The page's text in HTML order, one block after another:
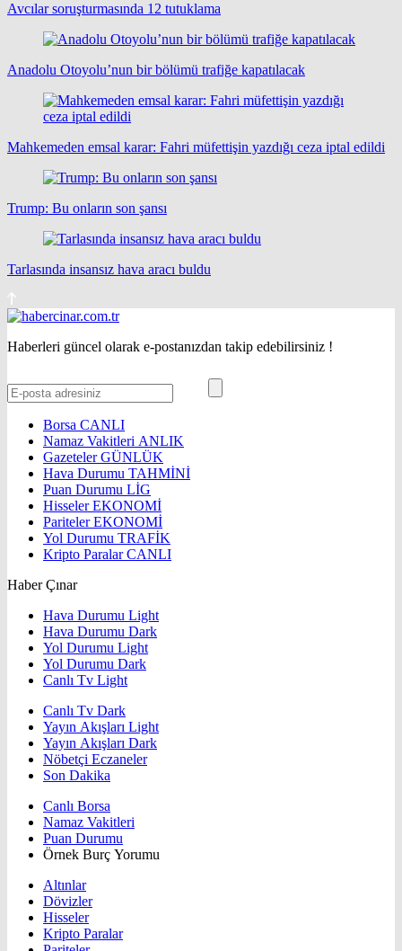
Avcılar soruşturmasında 12 tutuklama
Anadolu Otoyolu’nun bir bölümü trafiğe kapatılacak
Mahkemeden emsal karar: Fahri müfettişin yazdığı ceza iptal edildi
Trump: Bu onların son şansı
Tarlasında insansız hava aracı buldu
Haberleri güncel olarak e-postanızdan takip edebilirsiniz !
Borsa CANLI
Namaz Vakitleri ANLIK
GazetelerGÜNLÜK
Hava Durumu TAHMİNİ
Puan Durumu LİG
HisselerEKONOMİ
ParitelerEKONOMİ
Yol Durumu TRAFİK
Kripto ParalarCANLI
Haber Çınar
Hava Durumu Light
Hava Durumu Dark
Yol Durumu Light
Yol Durumu Dark
Canlı Tv Light
Canlı Tv Dark
Yayın Akışları Light
Yayın Akışları Dark
Nöbetçi Eczaneler
Son Dakika
Canlı Borsa
Namaz Vakitleri
Puan Durumu
Örnek Burç Yorumu
Altınlar
Dövizler
Hisseler
Kripto Paralar